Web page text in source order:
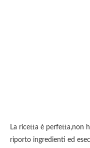
La ricetta è perfetta,non
riporto ingredienti ed